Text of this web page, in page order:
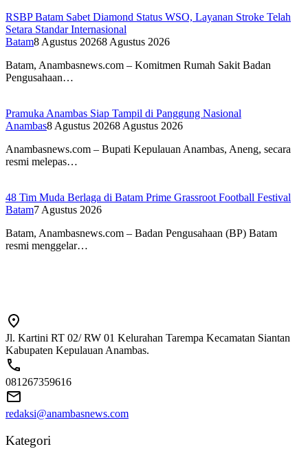
RSBP Batam Sabet Diamond Status WSO, Layanan Stroke Telah
Setara Standar Internasional
Batam8 Agustus 20268 Agustus 2026
Batam, Anambasnews.com – Komitmen Rumah Sakit Badan
Pengusahaan…
Pramuka Anambas Siap Tampil di Panggung Nasional
Anambas8 Agustus 20268 Agustus 2026
Anambasnews.com – Bupati Kepulauan Anambas, Aneng, secara
resmi melepas…
48 Tim Muda Berlaga di Batam Prime Grassroot Football Festival
Batam7 Agustus 2026
Batam, Anambasnews.com – Badan Pengusahaan (BP) Batam
resmi menggelar…
Jl. Kartini RT 02/ RW 01 Kelurahan Tarempa Kecamatan Siantan
Kabupaten Kepulauan Anambas.
081267359616
redaksi@anambasnews.com
Kategori